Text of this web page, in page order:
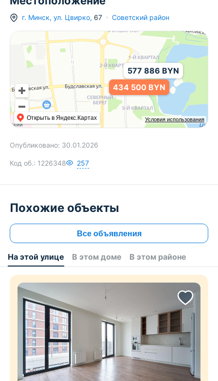
г. Минск, ул. Цвирко, 67 Советский район
Условия использования
Открыть в Яндекс.Картах
577 886 BYN
434 500 BYN
Опубликовано: 30.01.2026
Код об.: 1226348 257
Похожие объекты
Все объявления
На этой улице В этом доме В этом районе